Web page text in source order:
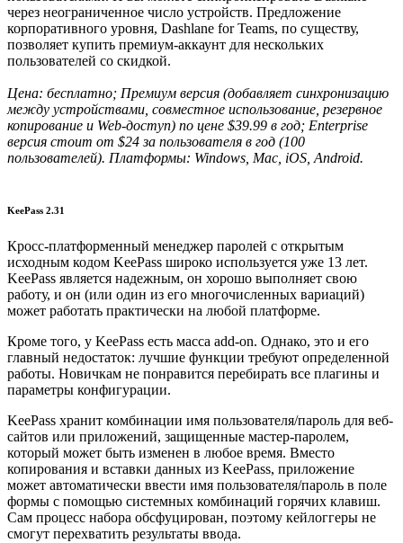
через неограниченное число устройств. Предложение
корпоративного уровня, Dashlane for Teams, по существу,
позволяет купить премиум-аккаунт для нескольких
пользователей со скидкой.
Цена: бесплатно; Премиум версия (добавляет синхронизацию
между устройствами, совместное использование, резервное
копирование и Web-доступ) по цене $39.99 в год; Enterprise
версия стоит от $24 за пользователя в год (100
пользователей). Платформы: Windows, Mac, iOS, Android.
KeePass 2.31
Кросс-платформенный менеджер паролей с открытым
исходным кодом KeePass широко используется уже 13 лет.
KeePass является надежным, он хорошо выполняет свою
работу, и он (или один из его многочисленных вариаций)
может работать практически на любой платформе.
Кроме того, у KeePass есть масса add-on. Однако, это и его
главный недостаток: лучшие функции требуют определенной
работы. Новичкам не понравится перебирать все плагины и
параметры конфигурации.
KeePass хранит комбинации имя пользователя/пароль для веб-
сайтов или приложений, защищенные мастер-паролем,
который может быть изменен в любое время. Вместо
копирования и вставки данных из KeePass, приложение
может автоматически ввести имя пользователя/пароль в поле
формы с помощью системных комбинаций горячих клавиш.
Сам процесс набора обсфуцирован, поэтому кейлоггеры не
смогут перехватить результаты ввода.